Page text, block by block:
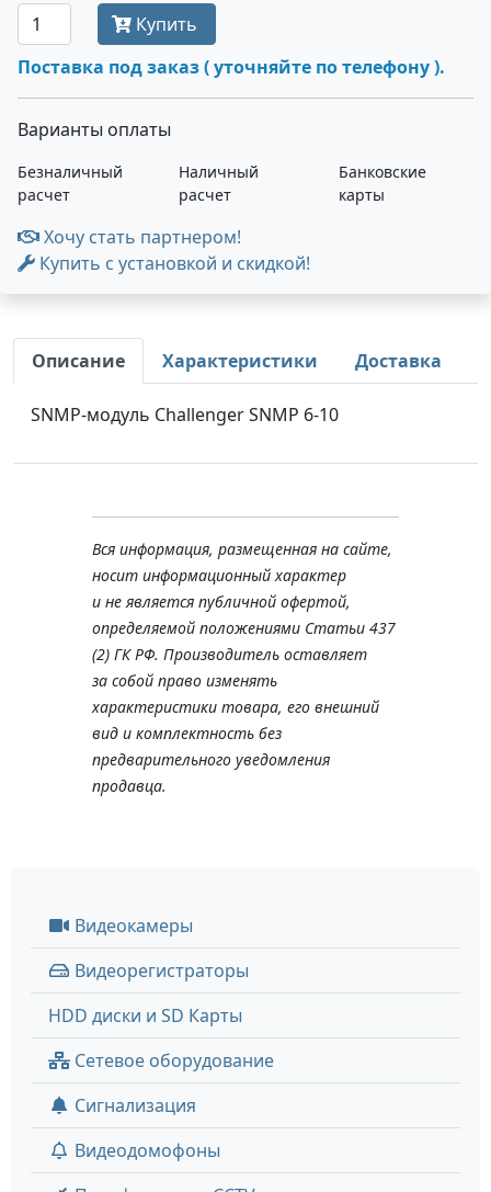
Купить
Поставка под заказ ( уточняйте по телефону ).
Варианты оплаты
Безналичный
расчет
Наличный
расчет
Банковские
карты
Хочу стать партнером!
Купить с установкой и скидкой!
Описание Характеристики Доставка
SNMP-модуль Challenger SNMP 6-10
Вся информация, размещенная на сайте,
носит информационный характер
и не является публичной офертой,
определяемой положениями Статьи 437
(2) ГК РФ. Производитель оставляет
за собой право изменять
характеристики товара, его внешний
вид и комплектность без
предварительного уведомления
продавца.
Видеокамеры
Видеорегистраторы
HDD диски и SD Карты
Сетевое оборудование
Сигнализация
Видеодомофоны